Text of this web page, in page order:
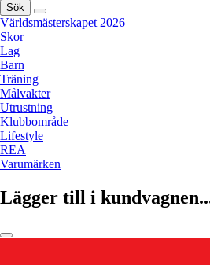
Sök
Världsmästerskapet 2026
Skor
Lag
Barn
Träning
Målvakter
Utrustning
Klubbområde
Lifestyle
REA
Varumärken
Lägger till i